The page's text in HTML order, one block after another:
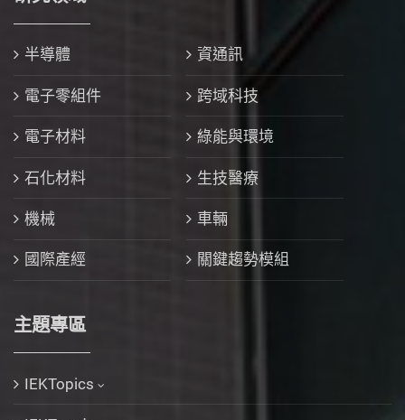
半導體 資通訊
電子零組件 跨域科技
電子材料 綠能與環境
石化材料 生技醫療
機械 車輛
國際產經 關鍵趨勢模組
主題專區
IEKTopics